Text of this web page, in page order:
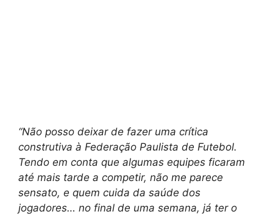
“Não posso deixar de fazer uma crítica
construtiva à Federação Paulista de Futebol.
Tendo em conta que algumas equipes ficaram
até mais tarde a competir, não me parece
sensato, e quem cuida da saúde dos
jogadores… no final de uma semana, já ter o